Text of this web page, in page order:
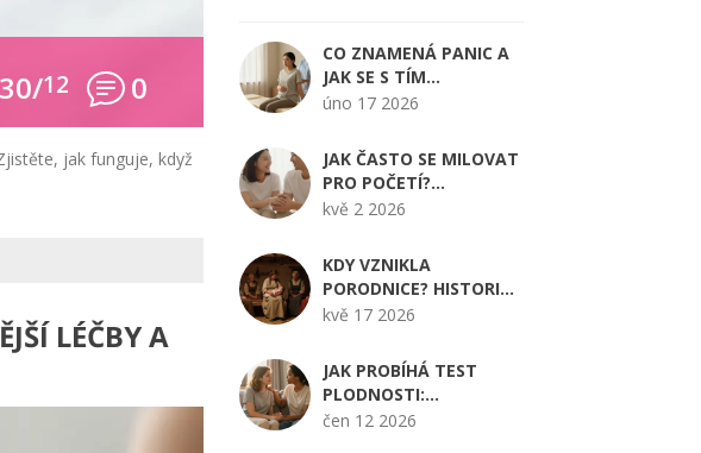
30/12 0
jak funguje, když
LÉČBY A
CO ZNAMENÁ PANIC A
JAK SE S TÍM
VYPOŘÁDAT V
úno 17 2026
JAK ČASTO SE MILOVAT
PRO POČETÍ?
PRŮVODCE OVULAČNÍM
TĚHOTENSTVÍ
kvě 2 2026
KDY VZNIKLA
PORODNICE? HISTORIE
OD DOMÁCÍHO PORODU
GYNEKOLOGII
kvě 17 2026
JAK PROBÍHÁ TEST
PLODNOSTI:
KOMPLETNÍ PRŮVODCE
čen 12 2026